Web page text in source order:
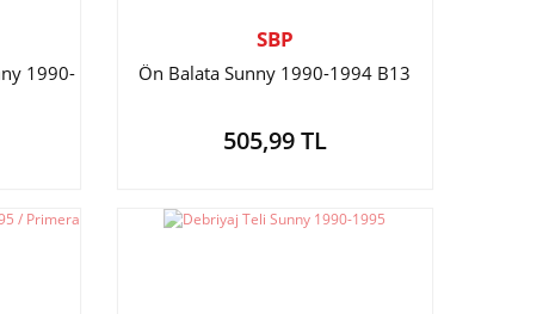
1990-
SBP
Ön Balata Sunny 1990-1994 B13
505,99 TL